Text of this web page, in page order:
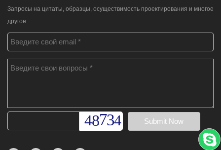
Запросы на цитаты, образцы, осуществимость проектирования и многое
другое